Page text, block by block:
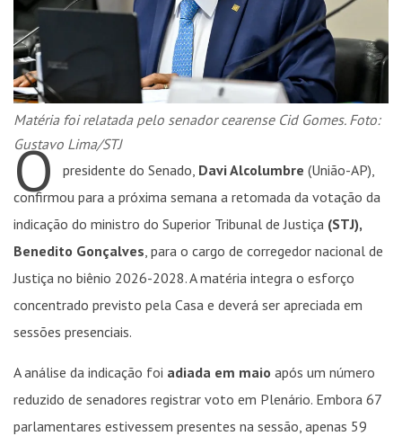
Matéria foi relatada pelo senador cearense Cid Gomes. Foto:
Gustavo Lima/STJ
O presidente do Senado, Davi Alcolumbre (União-AP),
confirmou para a próxima semana a retomada da votação da
indicação do ministro do Superior Tribunal de Justiça (STJ),
Benedito Gonçalves , para o cargo de corregedor nacional de
Justiça no biênio 2026-2028. A matéria integra o esforço
concentrado previsto pela Casa e deverá ser apreciada em
sessões presenciais.
A análise da indicação foi adiada em maio após um número
reduzido de senadores registrar voto em Plenário. Embora 67
parlamentares estivessem presentes na sessão, apenas 59